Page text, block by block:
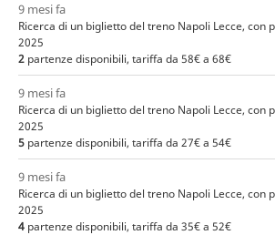
9 mesi fa
Ricerca di un biglietto del treno Napoli Lecce, con
2025
2 partenze disponibili, tariffa da 58€ a 68€
9 mesi fa
Ricerca di un biglietto del treno Napoli Lecce, con
2025
5 partenze disponibili, tariffa da 27€ a 54€
9 mesi fa
Ricerca di un biglietto del treno Napoli Lecce, con
2025
4 partenze disponibili, tariffa da 35€ a 52€